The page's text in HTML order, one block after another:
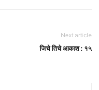
Next article
जिचे तिचे आकाश : १५